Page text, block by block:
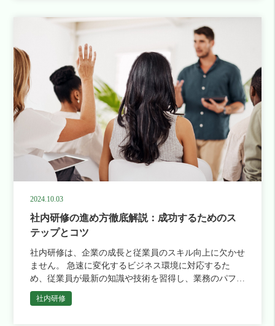
2024.10.03
社内研修の進め方徹底解説：成功するためのス
テップとコツ
社内研修は、企業の成長と従業員のスキル向上に欠かせ
ません。 急速に変化するビジネス環境に対応するた
め、従業員が最新の知識や技術を習得し、業務のパフォ
ーマンスを向上させることが求められます。 この記事
では、社内研修を効果的 […]
社内研修